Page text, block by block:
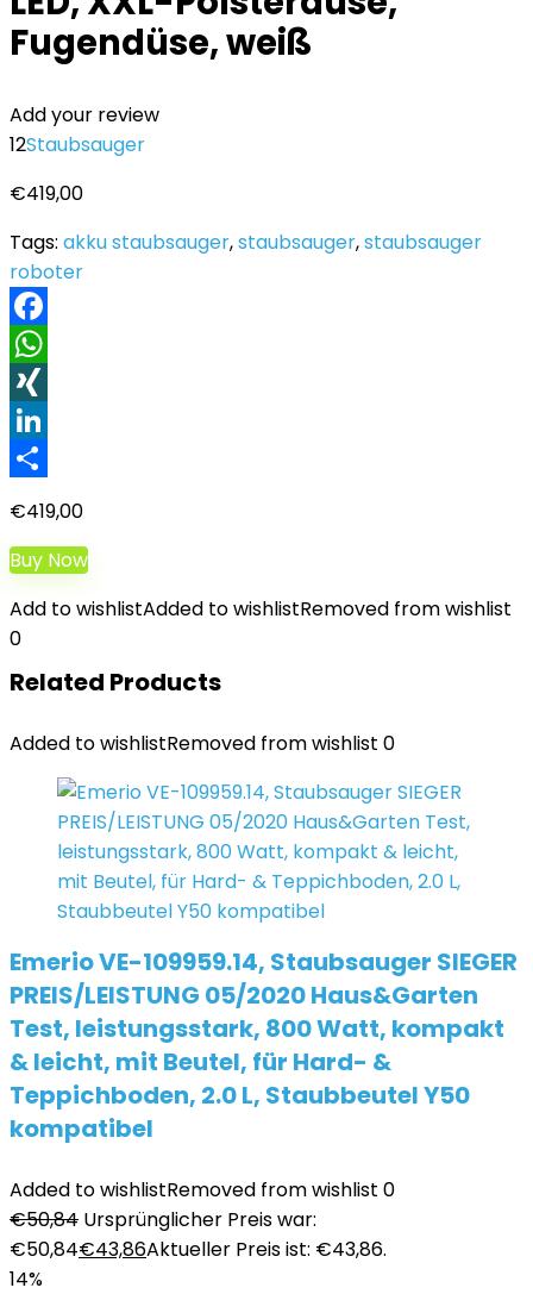
Fugendüse, weiß
Add your review
12Staubsauger
€419,00
Tags: akku staubsauger,staubsauger,staubsauger
roboter
Facebook
WhatsApp
XING
LinkedIn
€419,00
Buy Now
Add to wishlistAdded to wishlistRemoved from wishlist
0
Related Products
Added to wishlistRemoved from wishlist 0
Emerio VE-109959.14, Staubsauger SIEGER
PREIS/LEISTUNG 05/2020 Haus&Garten
Test, leistungsstark, 800 Watt, kompakt
& leicht, mit Beutel, für Hard- &
Teppichboden, 2.0 L, Staubbeutel Y50
kompatibel
Added to wishlistRemoved from wishlist 0
€50,84 Ursprünglicher Preis war:
€50,84€43,86Aktueller Preis ist: €43,86.
14%